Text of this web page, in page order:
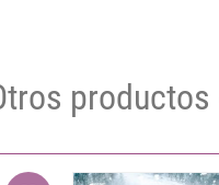
productos